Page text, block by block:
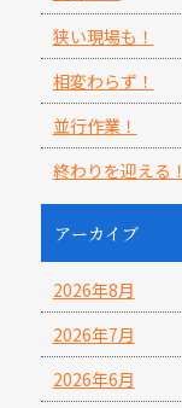
狭い現場も！
相変わらず！
並行作業！
終わりを迎える！
アーカイブ
2026年8月
2026年7月
2026年6月